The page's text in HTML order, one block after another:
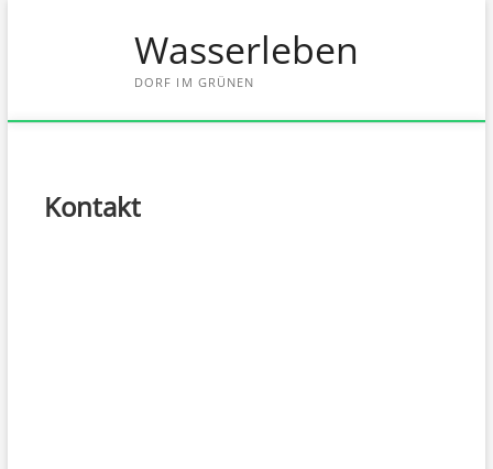
Wasserleben
DORF IM GRÜNEN
Kontakt